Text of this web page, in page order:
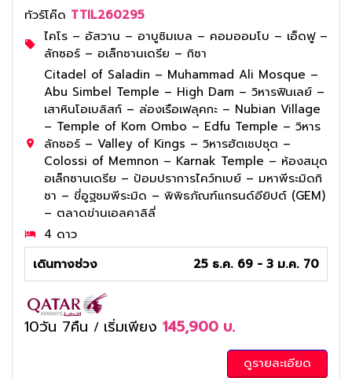
ทัวร์โค๊ด TTIL260295
ไคโร – อัสวาน – อาบูซิมเบล – คอมออมโบ – เอ็ดฟู –
ลักซอร์ – อเล็กซานเดรีย – กิซา
Citadel of Saladin – Muhammad Ali Mosque –
Abu Simbel Temple – High Dam – วิหารฟินเลย์ –
เสาหินโอเบลิสก์ – ล่องเรือเฟลุคกะ – Nubian Village
– Temple of Kom Ombo – Edfu Temple – วิหาร
ลักซอร์ – Valley of Kings – วิหารฮัตเชปซุต –
Colossi of Memnon – Karnak Temple – ห้องสมุด
อเล็กซานเดรีย – ป้อมปราการไคว์ทเบย์ – มหาพีระมิดกิ
ซา – ขี่อูฐชมพีระมิด – พิพิธภัณฑ์แกรนด์อียิปต์ (GEM)
– ตลาดข่านเอลคาลิลี่
4 ดาว
เดินทางช่วง
25 ธ.ค. 69 - 3 ม.ค. 70
10วัน 7คืน / เริ่มเพียง 145,900 บ.
ดูรายละเอียด